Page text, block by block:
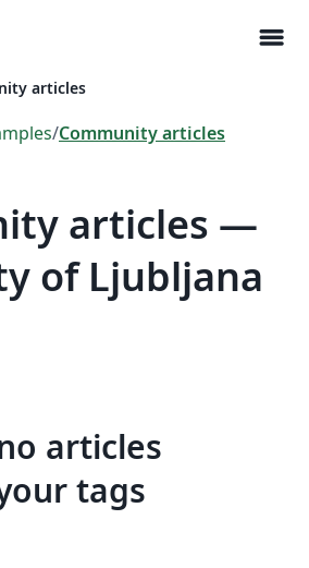
menu
articles
/Community articles
articles —
of Ljubljana
articles
tags